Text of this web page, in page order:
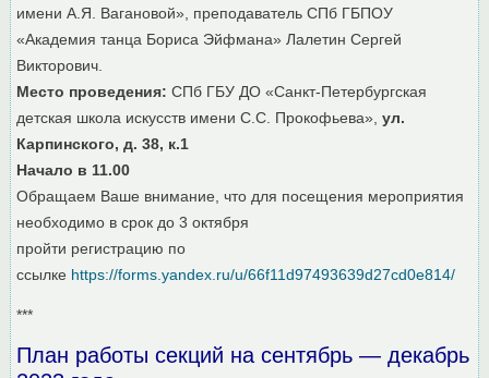
имени А.Я. Вагановой», преподаватель СПб ГБПОУ
«Академия танца Бориса Эйфмана» Лалетин Сергей
Викторович.
Место проведения: СПб ГБУ ДО «Санкт-Петербургская
детская школа искусств имени С.С. Прокофьева»,ул.
Карпинского, д. 38, к.1
Начало в 11.00
Обращаем Ваше внимание, что для посещения мероприятия
необходимо в срок до 3 октября
пройти регистрацию по
ссылке https://forms.yandex.ru/u/66f11d97493639d27cd0e814/
***
План работы секций на сентябрь — декабрь